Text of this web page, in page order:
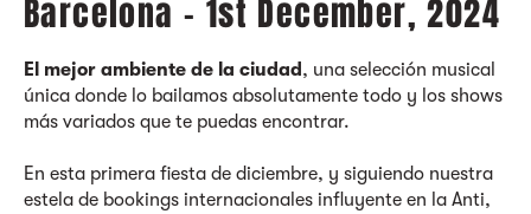
Barcelona - 1st December, 2024
El mejor ambiente de la ciudad , una selección musical
única donde lo bailamos absolutamente todo y los shows
más variados que te puedas encontrar.
En esta primera fiesta de diciembre, y siguiendo nuestra
estela de bookings internacionales influyente en la Anti,